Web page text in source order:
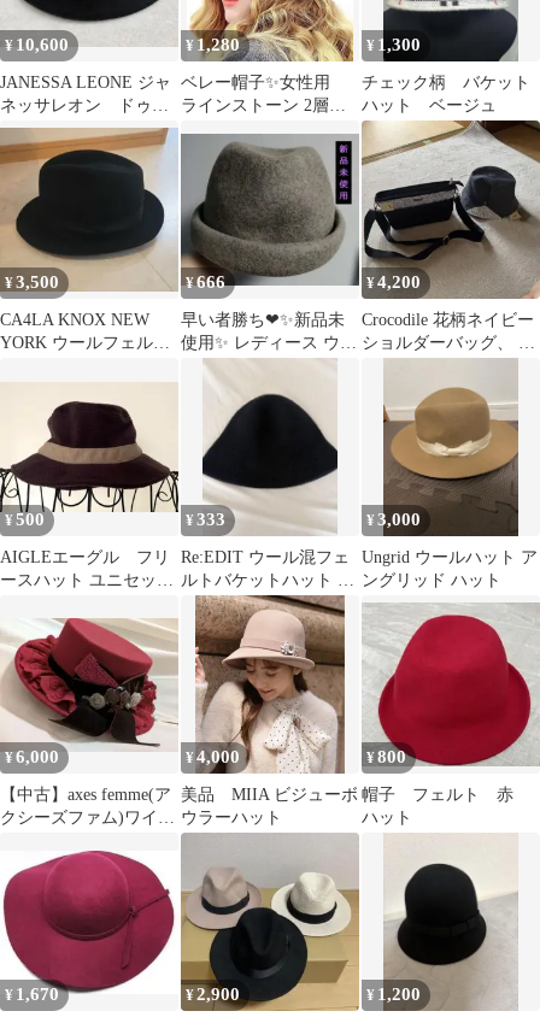
¥ 10,600
JANESSA LEONE ジャ
ネッサレオン ドゥー
ズィエムクラス ハッ
ト
¥1,280
ベレー帽子✨女性用
ラインストーン 2層ウ
ディウィンター 赤
¥ 1,300
チェック柄 バケット
ハット ベージュ
¥3,500
CA4LA KNOX NEW
YORK ウールフェルト
¥666
早い者勝ち❤✨️新品未
使用✨️ レディース ウー
ル・フェルト ハット
¥4,200
Crocodile 花柄ネイビー
ショルダーバッグ、 バ
¥500
AIGLEエーグル フリ
ースハット ユニセック
¥333
Re:EDIT ウール混フェ
ルトバケットハット ブ
ラック
¥3,000
Ungrid ウールハット ア
ングリッド ハット
¥6,000
【中古】axes femme(ア
クシーズファム)ワイン
¥4,000
美品 MIIA ビジューボ
ウラーハット
¥800
帽子 フェルト 赤
ハット
¥ 1,670 ¥2,900 ¥ 1,200